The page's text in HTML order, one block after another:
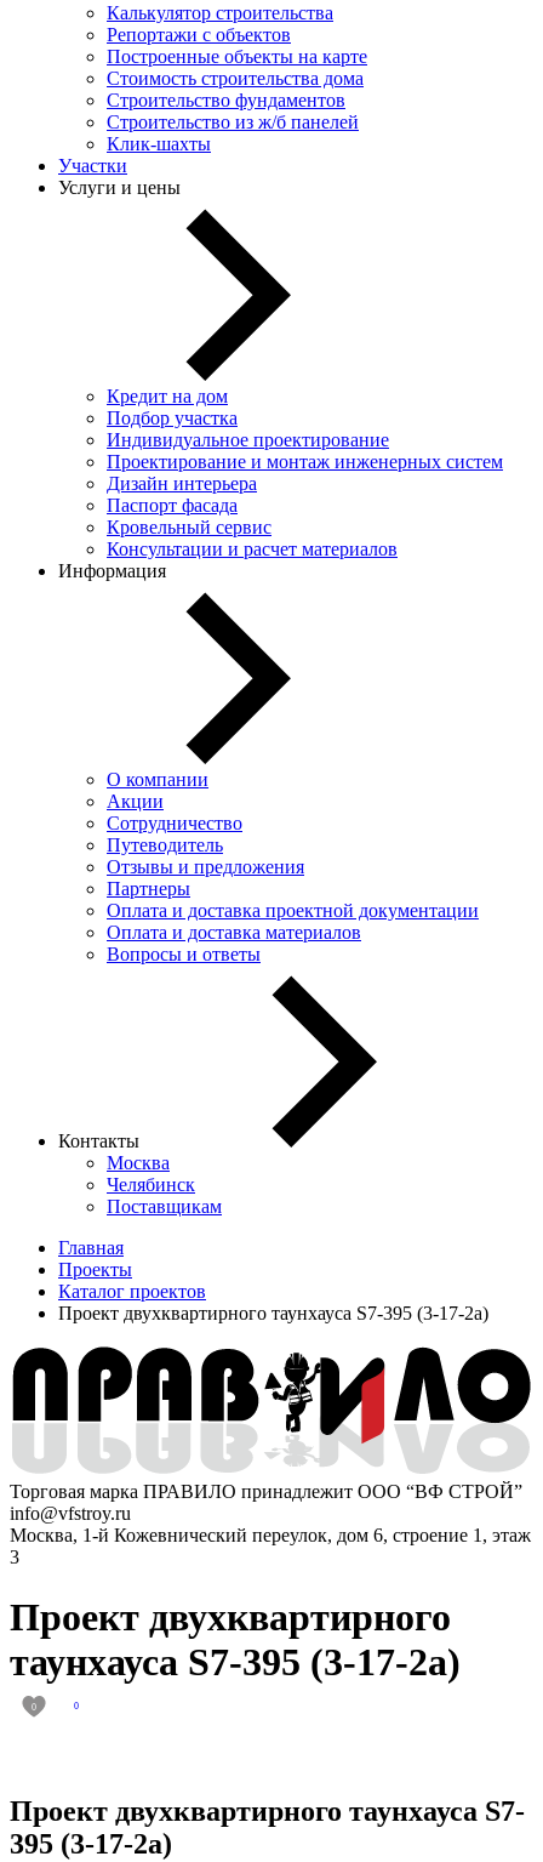
Калькулятор строительства
Репортажи с объектов
Построенные объекты на карте
Стоимость строительства дома
Строительство фундаментов
Строительство из ж/б панелей
Клик-шахты
Участки
Услуги и цены
Кредит на дом
Подбор участка
Индивидуальное проектирование
Проектирование и монтаж инженерных систем
Дизайн интерьера
Паспорт фасада
Кровельный сервис
Консультации и расчет материалов
Информация
О компании
Акции
Сотрудничество
Путеводитель
Отзывы и предложения
Партнеры
Оплата и доставка проектной документации
Оплата и доставка материалов
Вопросы и ответы
Контакты
Москва
Челябинск
Поставщикам
Главная
Проекты
Каталог проектов
Проект двухквартирного таунхауса S7-395 (3-17-2а)
Торговая марка ПРАВИЛО принадлежит ООО “ВФ СТРОЙ”
info@vfstroy.ru
Москва, 1-й Кожевнический переулок, дом 6, строение 1, этаж
3
Проект двухквартирного
таунхауса S7-395 (3-17-2а)
0 0
Проект двухквартирного таунхауса S7-
395 (3-17-2а)